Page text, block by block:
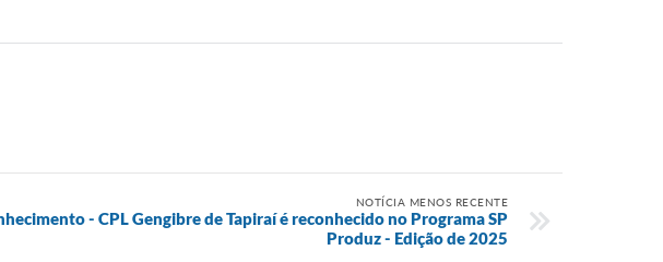
NOTÍCIA MENOS RECENTE
- CPL Gengibre de Tapiraí é reconhecido no Programa SP
Produz - Edição de 2025